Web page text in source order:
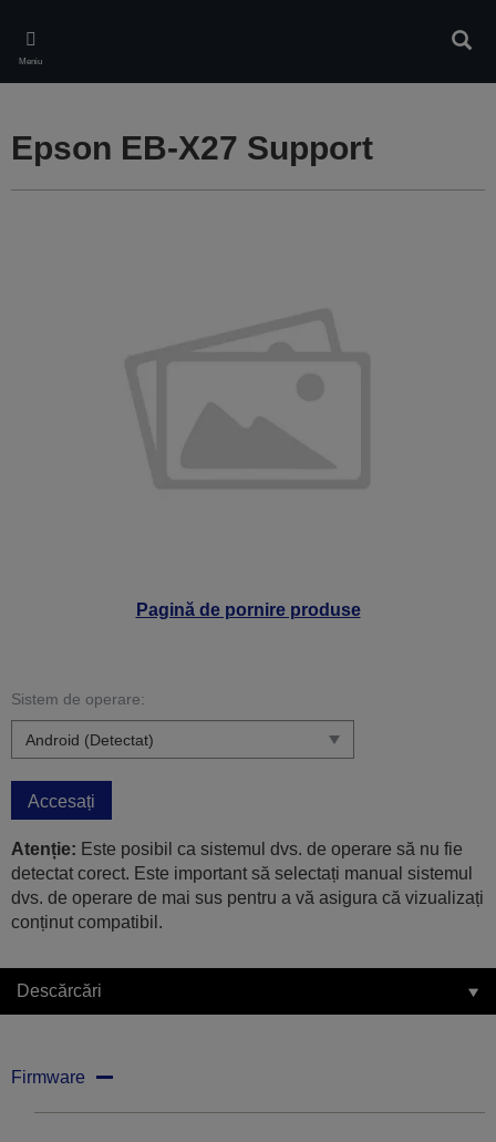
main
content
Meniu
Pagină de pornire produse
Epson EB-X27 Support
Sistem de operare:
Accesați
Atenție: Este posibil ca sistemul dvs. de operare să nu fie
detectat corect. Este important să selectați manual sistemul
dvs. de operare de mai sus pentru a vă asigura că vizualizați
conținut compatibil.
Descărcări
Firmware